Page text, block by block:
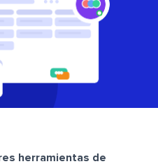
herramientas de